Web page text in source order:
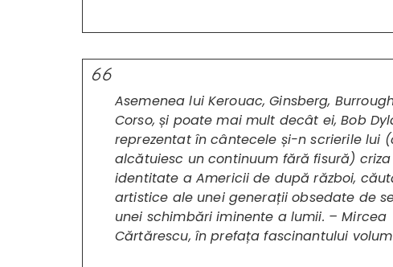
Asemenea lui Kerouac, Ginsberg,
Corso, și poate mai mult decât ei, Bob
reprezentat în cântecele și-n scrierile lui
alcătuiesc un continuum fără fisură)
identitate a Americii de după război,
artistice ale unei generații obsedate de
unei schimbări iminente a lumii. – Mircea
Cărtărescu, în prefața fascinantului volum